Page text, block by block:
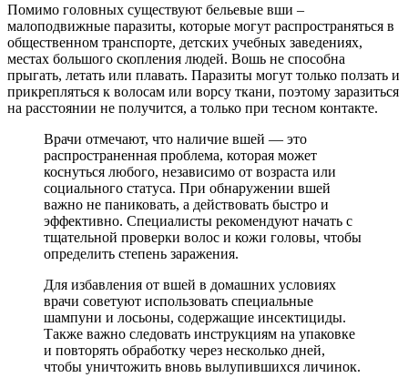
Помимо головных существуют бельевые вши –
малоподвижные паразиты, которые могут распространяться в
общественном транспорте, детских учебных заведениях,
местах большого скопления людей. Вошь не способна
прыгать, летать или плавать. Паразиты могут только ползать и
прикрепляться к волосам или ворсу ткани, поэтому заразиться
на расстоянии не получится, а только при тесном контакте.
Врачи отмечают, что наличие вшей — это
распространенная проблема, которая может
коснуться любого, независимо от возраста или
социального статуса. При обнаружении вшей
важно не паниковать, а действовать быстро и
эффективно. Специалисты рекомендуют начать с
тщательной проверки волос и кожи головы, чтобы
определить степень заражения.
Для избавления от вшей в домашних условиях
врачи советуют использовать специальные
шампуни и лосьоны, содержащие инсектициды.
Также важно следовать инструкциям на упаковке
и повторять обработку через несколько дней,
чтобы уничтожить вновь вылупившихся личинок.